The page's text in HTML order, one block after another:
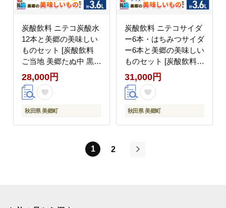
炭酸飲料 ニテコ炭酸水
12本と美郷の美味しい
ものセット [炭酸飲料
ご当地 美郷たぬ中 黒毛
和牛 キーマカレー ニテ
コ玉キャンディ ニテコ
サイダー ドロップ 日本
おいしい 美味 秋田県
美郷町]
28,000円
秋田県 美郷町
炭酸飲料 ニテコサイダ
ー6本・はちみつサイダ
ー6本と美郷の美味しい
ものセット [炭酸飲料
ご当地 サイダー 美郷た
ぬ中 キーマカレー ニテ
コ玉キャンディ ニテコ
酒 純米酒 春霞 奥清水
おいしい 美味 秋田県
31,000円
秋田県 美郷町
1
2